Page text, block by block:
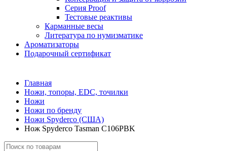
Серия Proof
Тестовые реактивы
Карманные весы
Литература по нумизматике
Ароматизаторы
Подарочный сертификат
Главная
Ножи, топоры, EDC, точилки
Ножи
Ножи по бренду
Ножи Spyderco (США)
Нож Spyderco Tasman C106PBK